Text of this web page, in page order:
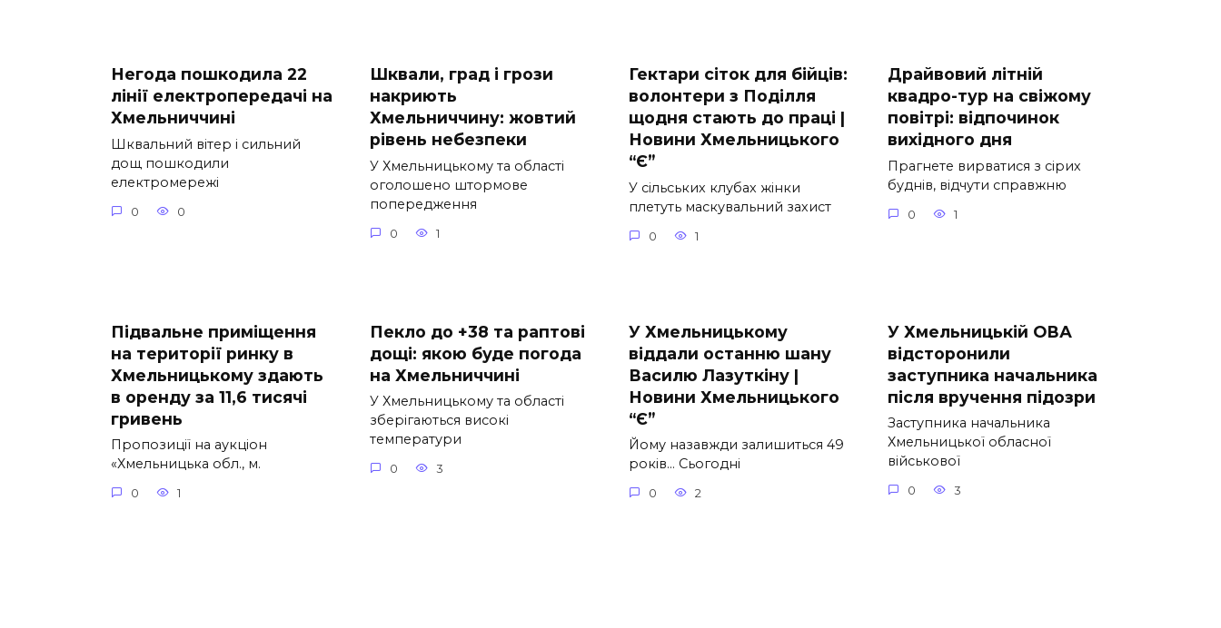
Негода пошкодила 22
лінії електропередачі на
Хмельниччині
Шквальний вітер і сильний
дощ пошкодили
електромережі
0 0
Шквали, град і грози
накриють
Хмельниччину: жовтий
рівень небезпеки
У Хмельницькому та області
оголошено штормове
попередження
0 1
Гектари сіток для бійців:
волонтери з Поділля
щодня стають до праці |
Новини Хмельницького
“Є”
У сільських клубах жінки
плетуть маскувальний захист
0 1
Драйвовий літній
квадро-тур на свіжому
повітрі: відпочинок
вихідного дня
Прагнете вирватися з сірих
буднів, відчути справжню
0 1
Підвальне приміщення
на території ринку в
Хмельницькому здають
в оренду за 11,6 тисячі
гривень
Пропозиції на аукціон
«Хмельницька обл., м.
0 1
Пекло до +38 та раптові
дощі: якою буде погода
на Хмельниччині
У Хмельницькому та області
зберігаються високі
температури
0 3
У Хмельницькому
віддали останню шану
Василю Лазуткіну |
Новини Хмельницького
“Є”
Йому назавжди залишиться 49
років… Сьогодні
0 2
У Хмельницькій ОВА
відсторонили
заступника начальника
після вручення підозри
Заступника начальника
Хмельницької обласної
військової
0 3